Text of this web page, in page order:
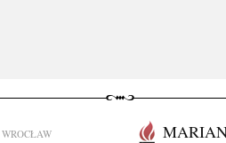
WROCŁAW